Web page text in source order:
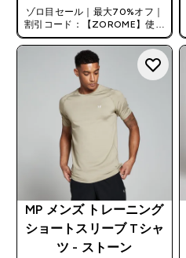
ゾロ目セール｜最大70%オフ｜
割引コード：【ZOROME】使用
で追加10%オフ！
MP メンズ トレーニング
ショートスリーブ Tシャ
ツ - ストーン